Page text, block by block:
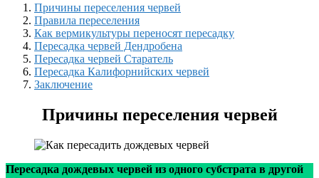
Причины переселения червей
Правила переселения
Как вермикультуры переносят пересадку
Пересадка червей Дендробена
Пересадка червей Старатель
Пересадка Калифорнийских червей
Заключение
Причины переселения червей
Пересадка дождевых червей из одного субстрата в другой